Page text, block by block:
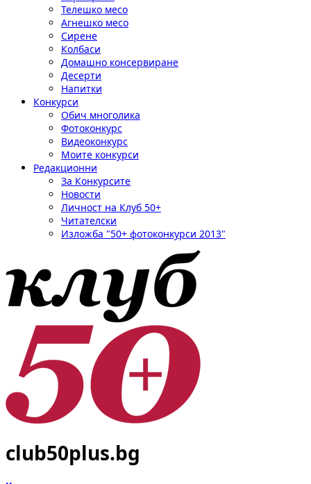
Телешко месо
Агнешко месо
Сирене
Колбаси
Домашно консервиране
Десерти
Напитки
Конкурси
Обич многолика
Фотоконкурс
Видеоконкурс
Моите конкурси
Редакционни
За Конкурсите
Новости
Личност на Клуб 50+
Читателски
Изложба "50+ фотоконкурси 2013"
club50plus.bg